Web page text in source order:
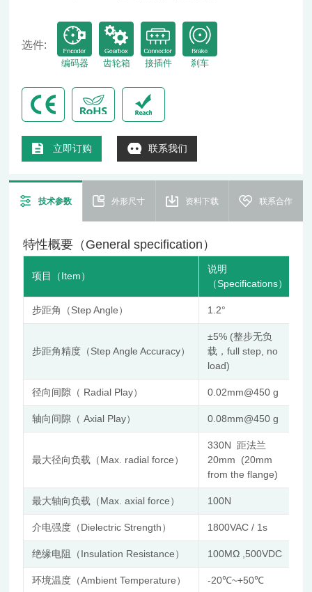
选件:
编码器 齿轮箱 接插件 刹车
立即订购 联系我们
技术参数 外形尺寸 资料下载 联系合作
特性概要（General specification）
项目（Item）
说明
（Specifications）
步距角（Step Angle） 1.2°
步距角精度（Step Angle Accuracy）
±5% (整步无负
载，full step, no
load)
径向间隙（ Radial Play） 0.02mm@450 g
轴向间隙（ Axial Play） 0.08mm@450 g
最大径向负载（Max. radial force）
330N 距法兰
20mm (20mm
from the flange)
最大轴向负载（Max. axial force） 100N
介电强度（Dielectric Strength） 1800VAC / 1s
绝缘电阻（Insulation Resistance） 100MΩ ,500VDC
环境温度（Ambient Temperature） -20℃~+50℃